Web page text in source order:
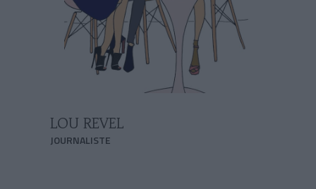
LOU REVEL
JOURNALISTE